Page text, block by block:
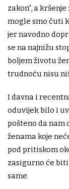
zakon”, a
mogle smo čuti
jer navodno
se na najnižu
boljem životu
trudnoću nisu
I davna i
oduvijek bilo i
pošteno da nam
ženama koje
pod pritiskom
zasigurno će
same.